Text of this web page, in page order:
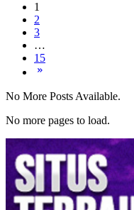
1
2
3
…
15
No More Posts Available.
No more pages to load.